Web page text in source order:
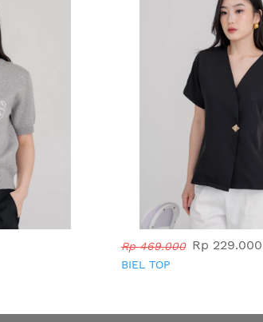
Rp 469.000 Rp 229.000
BIEL TOP